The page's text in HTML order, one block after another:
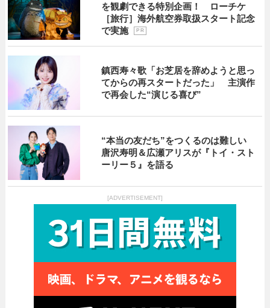
を観劇できる特別企画！ ローチケ
［旅行］海外航空券取扱スタート記念
で実施
P R
鎮西寿々歌「お芝居を辞めようと思っ
てからの再スタートだった」 主演作
で再会した“演じる喜び”
“本当の友だち”をつくるのは難しい
唐沢寿明＆広瀬アリスが『トイ・スト
ーリー５』を語る
[ADVERTISEMENT]